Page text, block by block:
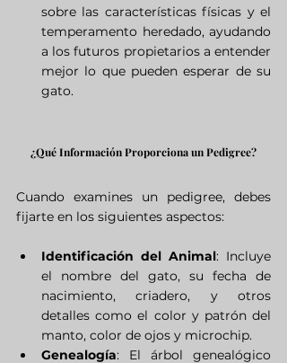
sobre las características físicas y el
temperamento heredado, ayudando
a los futuros propietarios a entender
mejor lo que pueden esperar de su
gato.
¿Qué Información Proporciona un Pedigree?
Cuando examines un pedigree, debes
fijarte en los siguientes aspectos:
Identificación del Animal: Incluye
el nombre del gato, su fecha de
nacimiento, criadero, y otros
detalles como el color y patrón del
manto, color de ojos y microchip.
Genealogía: El árbol genealógico